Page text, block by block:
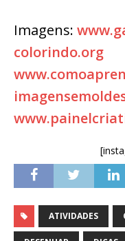
Imagens:
colorindo.org
ATIVIDADES